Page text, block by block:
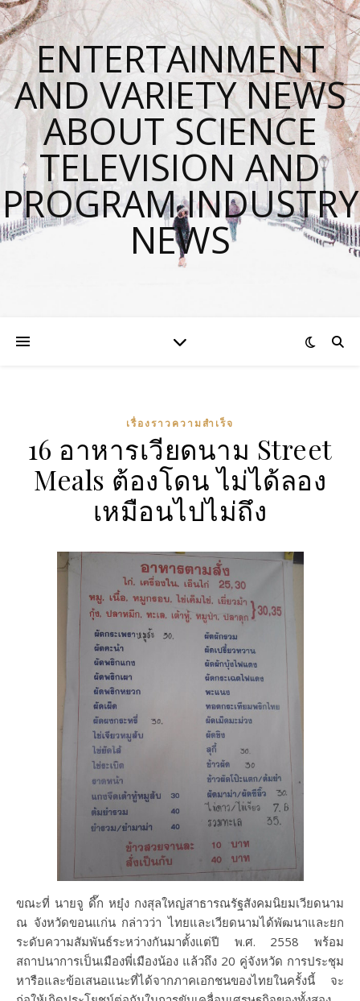
ENTERTAINMENT
AND VARIETY NEWS
ABOUT SCIENCE
TELEVISION AND
PROGRAM INDUSTRY
NEWS
เรื่องราวความสำเร็จ
16 อาหารเวียดนาม Street
Meals ต้องโดน ไม่ได้ลอง
เหมือนไปไม่ถึง
ขณะที่ นายจู ดึ๊ก หยุ๋ง กงสุลใหญ่สาธารณรัฐสังคมนิยมเวียดนาม
ณ จังหวัดขอนแก่น กล่าวว่า ไทยและเวียดนามได้พัฒนาและยก
ระดับความสัมพันธ์ระหว่างกันมาตั้งแต่ปี พ.ศ. 2558 พร้อม
สถาปนาการเป็นเมืองพี่เมืองน้อง แล้วถึง 20 คู่จังหวัด การประชุม
หารือและข้อเสนอแนะที่ได้จากภาคเอกชนของไทยในครั้งนี้ จะ